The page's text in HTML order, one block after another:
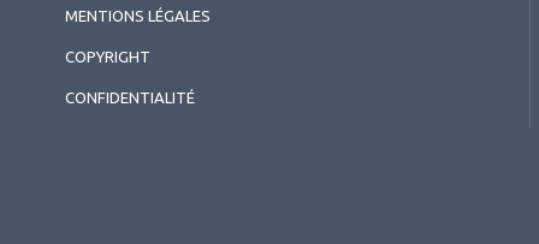
MENTIONS LÉGALES
COPYRIGHT
CONFIDENTIALITÉ